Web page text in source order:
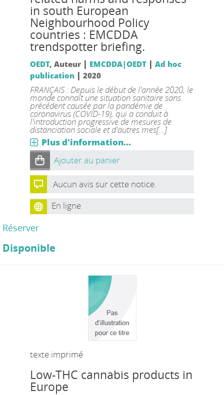
in south European
Neighbourhood Policy
countries : EMCDDA
trendspotter briefing.
OEDT, Auteur | EMCDDA|OEDT| Ad hoc
publication | 2020
FRANÇAIS : Depuis le début de l'année 2020, le
monde connaît une situation sanitaire sans
précédent causée par la pandémie de
coronavirus (COVID-19), qui a conduit à
l'introduction progressive de mesures de
distanciation sociale et d'autres mes[...]
Plus d'information...
Ajouter au panier
Aucun avis sur cette notice.
En ligne
Réserver
Disponible
texte imprimé
Low-THC cannabis products in
Europe